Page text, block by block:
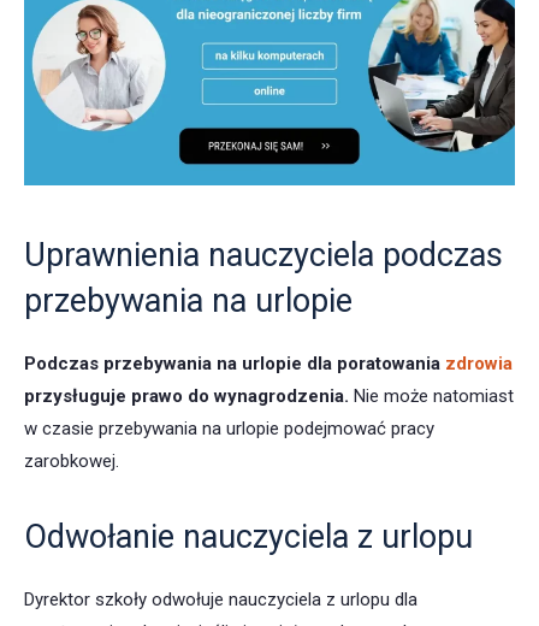
Uprawnienia nauczyciela podczas
przebywania na urlopie
Podczas przebywania na urlopie dla poratowania zdrowia
przysługuje prawo do wynagrodzenia. Nie może natomiast
w czasie przebywania na urlopie podejmować pracy
zarobkowej.
Odwołanie nauczyciela z urlopu
Dyrektor szkoły odwołuje nauczyciela z urlopu dla